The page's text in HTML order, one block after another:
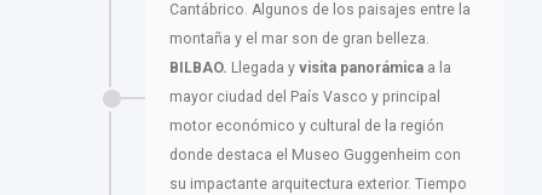
Cantábrico. Algunos de los paisajes entre la
montaña y el mar son de gran belleza.
BILBAO. Llegada y visita panorámica a la
mayor ciudad del País Vasco y principal
motor económico y cultural de la región
donde destaca el Museo Guggenheim con
su impactante arquitectura exterior. Tiempo